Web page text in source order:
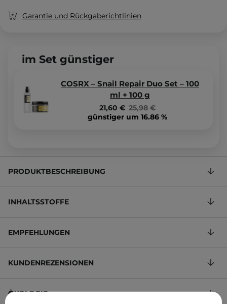
Garantie und Rückgaberichtlinien
im Set günstiger
COSRX – Snail Repair Duo Set – 100
ml + 100 g
25,98 €
21,60 €
günstiger um 16.86 %
PRODUKTBESCHREIBUNG
INHALTSSTOFFE
EMPFEHLUNGEN
KUNDENREZENSIONEN
ÖKOLOGIE